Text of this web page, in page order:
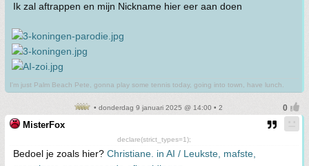
Ik zal aftrappen en mijn Nickname hier eer aan doen
I'm just Palm Beach Pete, gonna play some tennis today, going into town, have lunch.
• donderdag 9 januari 2025 @ 14:00 • 2
MisterFox
declare(strict_types=1);
Bedoel je zoals hier? Christiane. in AI / Leukste, mafste,